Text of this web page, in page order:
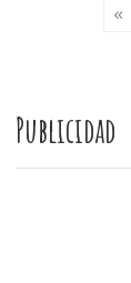
«
Publicidad